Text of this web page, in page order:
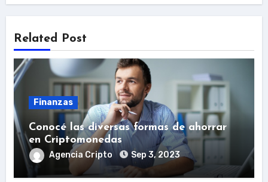
Related Post
Finanzas
Conocé las diversas formas de ahorrar
en Criptomonedas
Agencia Cripto Sep 3, 2023